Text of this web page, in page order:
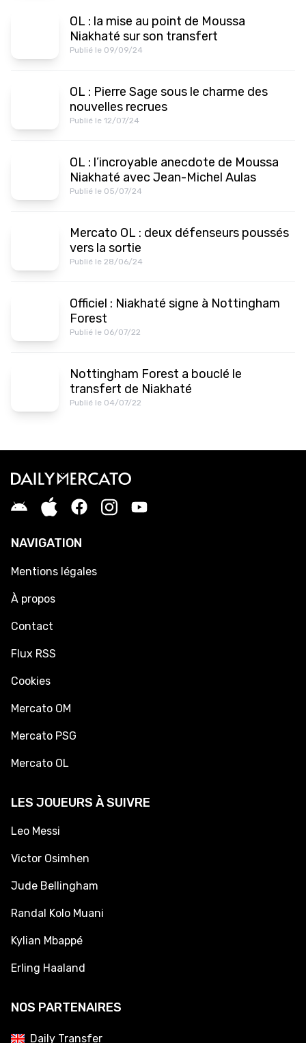
OL : la mise au point de Moussa
Niakhaté sur son transfert
Publié le 09/09/24
OL : Pierre Sage sous le charme des
nouvelles recrues
Publié le 12/07/24
OL : l’incroyable anecdote de Moussa
Niakhaté avec Jean-Michel Aulas
Publié le 05/07/24
Mercato OL : deux défenseurs poussés
vers la sortie
Publié le 28/06/24
Officiel : Niakhaté signe à Nottingham
Forest
Publié le 06/07/22
Nottingham Forest a bouclé le
transfert de Niakhaté
Publié le 04/07/22
NAVIGATION
Mentions légales
À propos
Contact
Flux RSS
Cookies
Mercato OM
Mercato PSG
Mercato OL
LES JOUEURS À SUIVRE
Leo Messi
Victor Osimhen
Jude Bellingham
Randal Kolo Muani
Kylian Mbappé
Erling Haaland
NOS PARTENAIRES
Daily Transfer